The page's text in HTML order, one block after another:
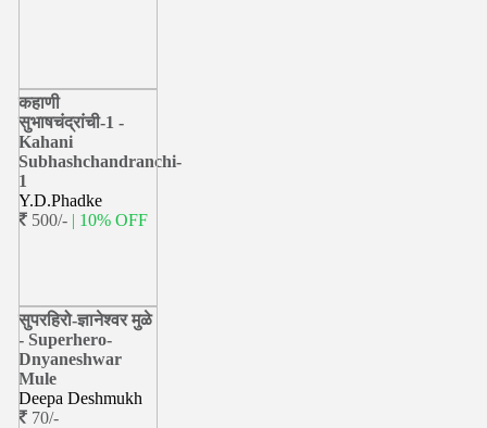
कहाणी
सुभाषचंद्रांची-1 -
Kahani
Subhashchandranchi-
1
Y.D.Phadke
500/- | 10% OFF
सुपरहिरो-ज्ञानेश्वर मुळे
- Superhero-
Dnyaneshwar
Mule
Deepa Deshmukh
70/-